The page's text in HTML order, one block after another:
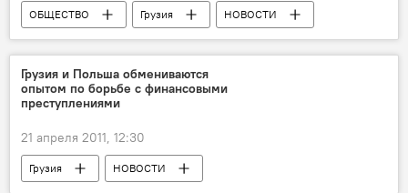
ОБЩЕСТВО Грузия НОВОСТИ
Грузия и Польша обмениваются
опытом по борьбе с финансовыми
преступлениями
21 апреля 2011, 12:30
Грузия НОВОСТИ